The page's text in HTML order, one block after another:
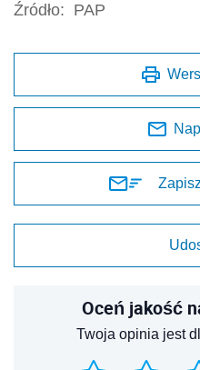
Źródło: PAP
Oceń jakość
Twoja opinia jest